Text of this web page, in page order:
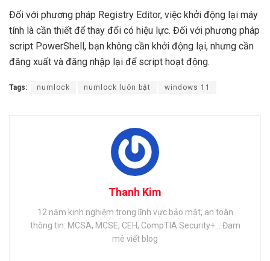
Đối với phương pháp Registry Editor, việc khởi động lại máy
tính là cần thiết để thay đổi có hiệu lực. Đối với phương pháp
script PowerShell, bạn không cần khởi động lại, nhưng cần
đăng xuất và đăng nhập lại để script hoạt động.
Tags: numlock numlock luôn bật windows 11
Thanh Kim
12 năm kinh nghiệm trong lĩnh vực bảo mật, an toàn
thông tin: MCSA, MCSE, CEH, CompTIA Security+... Đam
mê viết blog